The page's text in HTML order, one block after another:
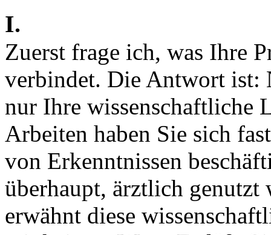
I.
Zuerst frage ich, was Ihre
verbindet. Die Antwort ist:
nur Ihre wissenschaftliche
Arbeiten haben Sie sich
von Erkenntnissen
überhaupt, ärztlich genutzt
erwähnt diese